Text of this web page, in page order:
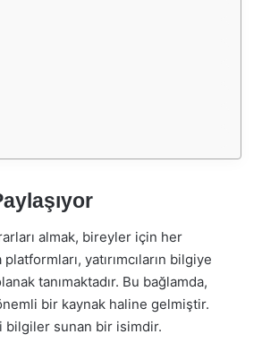
almak, bireyler için her
yatırımcıların bilgiye
tanımaktadır. Bu bağlamda,
bir kaynak haline gelmiştir.
bilgiler sunan bir isimdir.